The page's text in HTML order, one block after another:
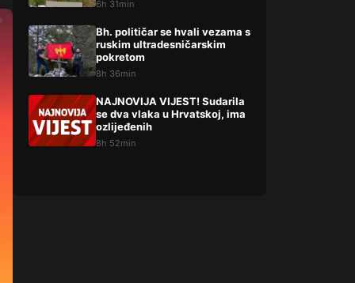
6h 31min
Bh. političar se hvali vezama s
ruskim ultradesničarskim
pokretom
8h 36min
NAJNOVIJA VIJEST! Sudarila
se dva vlaka u Hrvatskoj, ima
ozlijeđenih
8h 52min